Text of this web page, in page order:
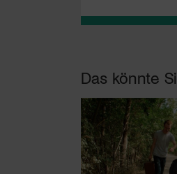
Das könnte